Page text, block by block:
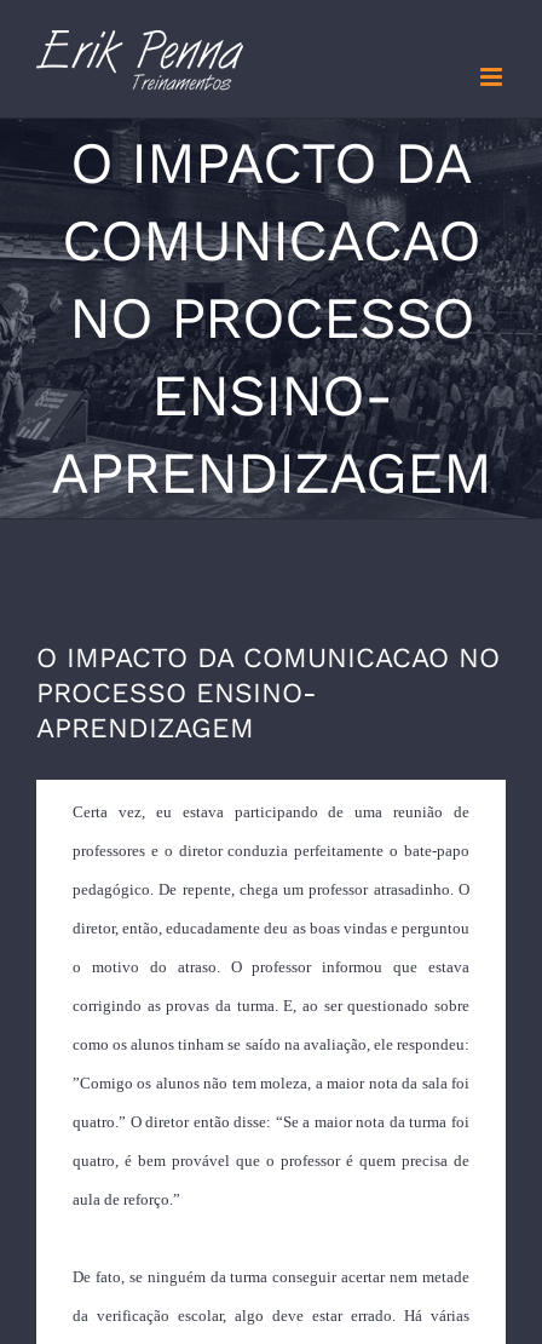
O IMPACTO DA
COMUNICACAO
NO PROCESSO
ENSINO-
APRENDIZAGEM
O IMPACTO DA COMUNICACAO NO
PROCESSO ENSINO-
APRENDIZAGEM
Certa vez, eu estava participando de uma reunião de
professores e o diretor conduzia perfeitamente o bate-papo
pedagógico. De repente, chega um professor atrasadinho. O
diretor, então, educadamente deu as boas vindas e perguntou
o motivo do atraso. O professor informou que estava
corrigindo as provas da turma. E, ao ser questionado sobre
como os alunos tinham se saído na avaliação, ele respondeu:
”Comigo os alunos não tem moleza, a maior nota da sala foi
quatro.” O diretor então disse: “Se a maior nota da turma foi
quatro, é bem provável que o professor é quem precisa de
aula de reforço.”
De fato, se ninguém da turma conseguir acertar nem metade
da verificação escolar, algo deve estar errado. Há várias